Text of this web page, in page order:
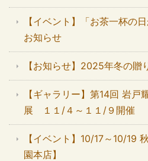
【イベント】「お茶一杯の
お知らせ
【お知らせ】2025年冬の贈
【ギャラリー】第14回 岩戸
展 １１/４～１１/９開催
【イベント】10/17～10/19
園本店】